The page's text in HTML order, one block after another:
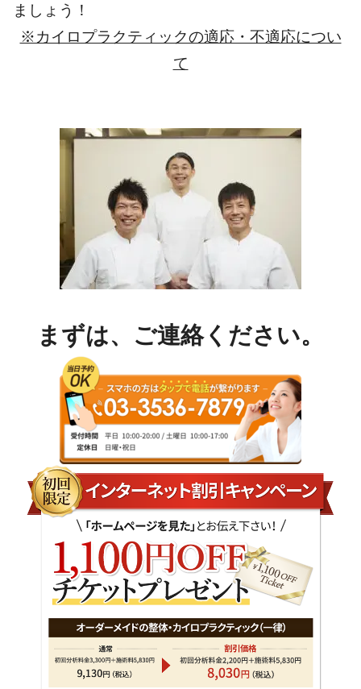
ましょう！
※カイロプラクティックの適応・不適応につい
て
まずは、ご連絡ください。